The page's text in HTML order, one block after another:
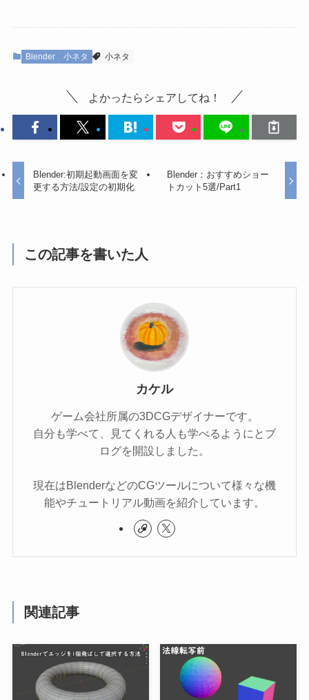
Blender 小ネタ 小ネタ
よかったらシェアしてね！
Blender:初期起動画面を変
更する方法/設定の初期化
Blender：おすすめショー
トカット5選/Part1
この記事を書いた人
カケル
ゲーム会社所属の3DCGデザイナーです。
自分も学べて、見てくれる人も学べるようにとブ
ログを開設しました。
現在はBlenderなどのCGツールについて様々な機
能やチュートリアル動画を紹介しています。
関連記事